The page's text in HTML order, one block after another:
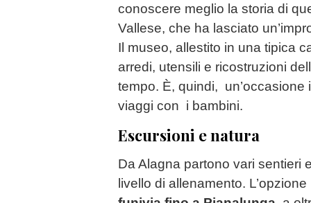
conoscere meglio la storia di
Vallese, che ha lasciato
Il museo, allestito in una tipica
arredi, utensili e ricostruzioni
tempo. È, quindi,
viaggi con i bambini.
Escursioni e natura
Da Alagna partono vari sentieri
livello di allenamento.